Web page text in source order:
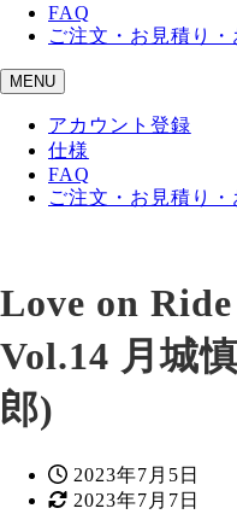
FAQ
ご注文・お見積り
MENU
アカウント登録
仕様
FAQ
ご注文・お見積り
Love on
Vol.14 月城
郎)
投
稿
2023年7月5日
更
2023年7月7日